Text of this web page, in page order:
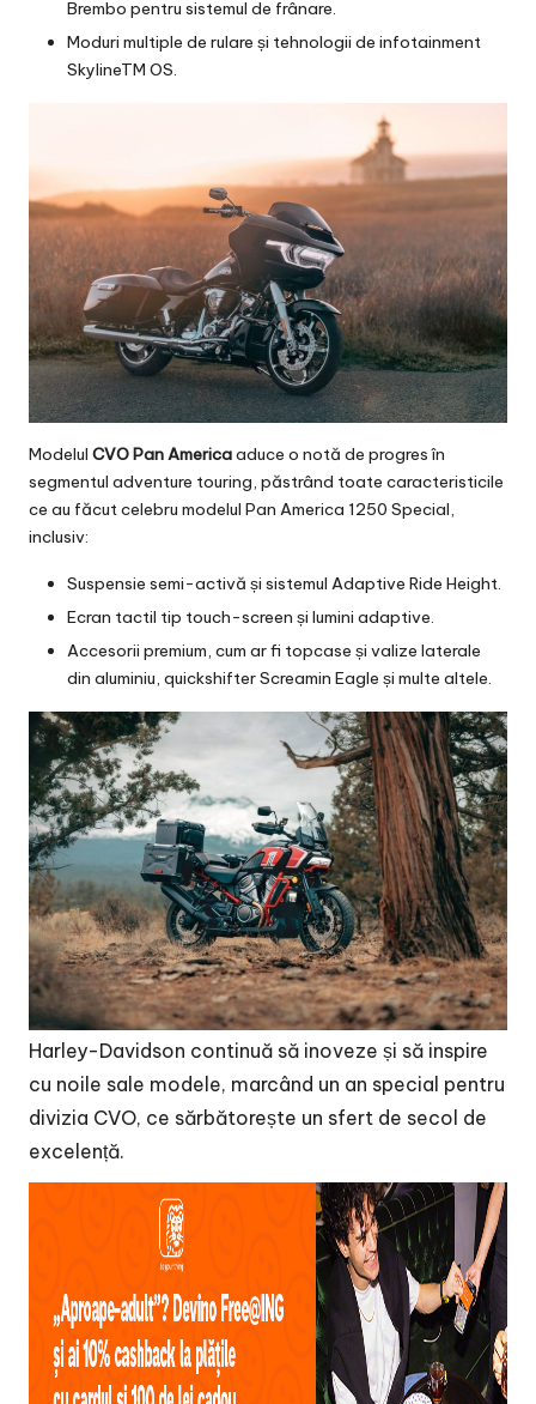
Brembo pentru sistemul de frânare.
Moduri multiple de rulare și tehnologii de infotainment
SkylineTM OS.
Modelul CVO Pan Americaaduce o notă de progres în
segmentul adventure touring, păstrând toate caracteristicile
ce au făcut celebru modelul Pan America 1250 Special,
inclusiv:
Suspensie semi-activă și sistemul Adaptive Ride Height.
Ecran tactil tip touch-screen și lumini adaptive.
Accesorii premium, cum ar fi topcase și valize laterale
din aluminiu, quickshifter Screamin Eagle și multe altele.
Harley-Davidson continuă să inoveze și să inspire
cu noile sale modele, marcând un an special pentru
divizia CVO, ce sărbătorește un sfert de secol de
excelență.